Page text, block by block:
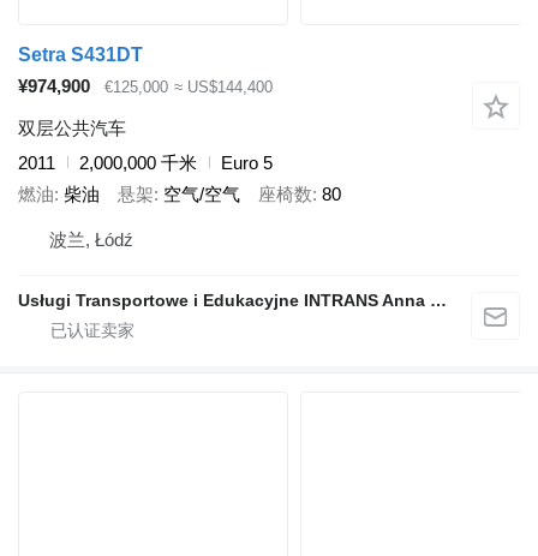
Setra S431DT
¥974,900
€125,000 ≈ US$144,400
双层公共汽车
2011
2,000,000 千米
Euro 5
燃油 柴油 悬架 空气/空气 座椅数 80
波兰, Łódź
Usługi Transportowe i Edukacyjne INTRANS Anna Szelejewska